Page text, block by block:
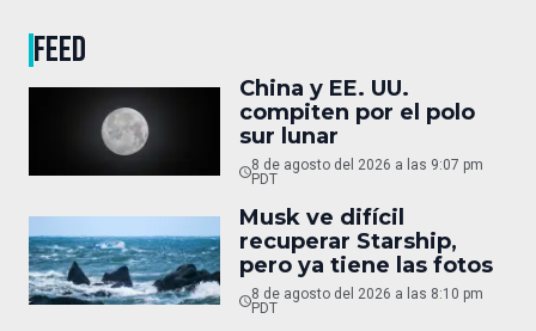
FEED
China y EE. UU.
compiten por el polo
sur lunar
8 de agosto del 2026 a las 9:07 pm
PDT
Musk ve difícil
recuperar Starship,
pero ya tiene las fotos
8 de agosto del 2026 a las 8:10 pm
PDT